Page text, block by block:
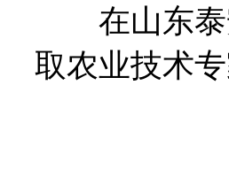
在山东泰
取农业技术专